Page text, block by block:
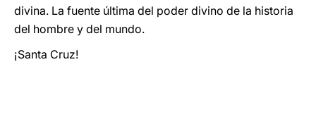
divina. La fuente última del poder divino de la historia
del hombre y del mundo.
¡Santa Cruz!